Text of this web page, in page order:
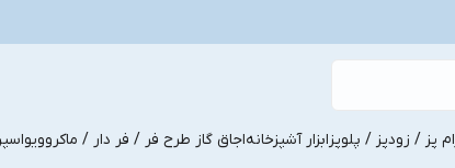
پز / زودپز / پلوپزابزار آشپزخانهاجاق گاز طرح فر / فر دار / ماکروویو